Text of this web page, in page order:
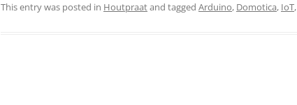
This entry was posted in Houtpraatand tagged Arduino, Domotica, IoT,